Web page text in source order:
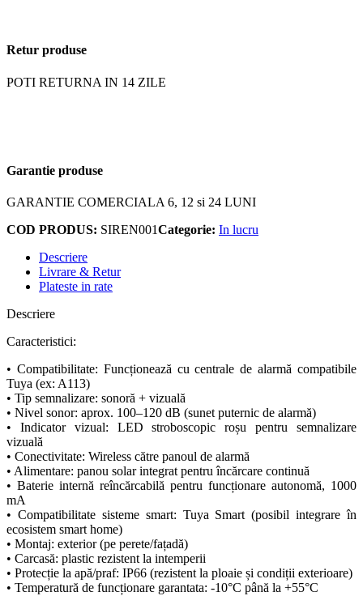
Retur produse
POTI RETURNA IN 14 ZILE
Garantie produse
GARANTIE COMERCIALA 6, 12 si 24 LUNI
COD PRODUS: SIREN001Categorie: In lucru
Descriere
Livrare & Retur
Plateste in rate
Descriere
Caracteristici:
• Compatibilitate: Funcționează cu centrale de alarmă compatibile
Tuya (ex: A113)
• Tip semnalizare: sonoră + vizuală
• Nivel sonor: aprox. 100–120 dB (sunet puternic de alarmă)
• Indicator vizual: LED stroboscopic roșu pentru semnalizare
vizuală
• Conectivitate: Wireless către panoul de alarmă
• Alimentare: panou solar integrat pentru încărcare continuă
• Baterie internă reîncărcabilă pentru funcționare autonomă, 1000
mA
• Compatibilitate sisteme smart: Tuya Smart (posibil integrare în
ecosistem smart home)
• Montaj: exterior (pe perete/fațadă)
• Carcasă: plastic rezistent la intemperii
• Protecție la apă/praf: IP66 (rezistent la ploaie și condiții exterioare)
• Temperatură de funcționare garantata: -10°C până la +55°C